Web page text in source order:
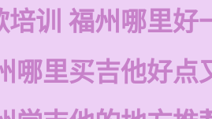
培训 福州哪里好
哪里买吉他好点